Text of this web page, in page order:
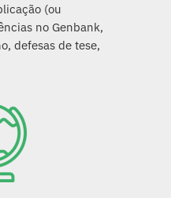
(ou
no Genbank,
defesas de tese,